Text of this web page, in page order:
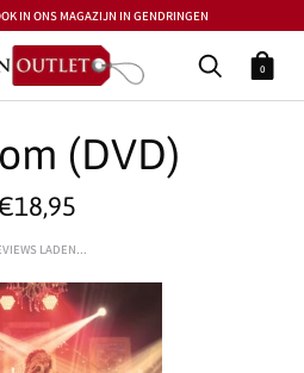
IN ONS MAGAZIJN IN GENDRINGEN
0
(DVD)
LADEN...